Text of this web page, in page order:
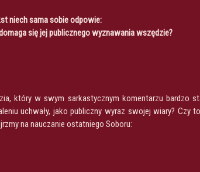
niech sama sobie odpowie:
się jej publicznego wyznawania wszędzie?
który w swym sarkastycznym komentarzu bardzo
uchwały, jako publiczny wyraz swojej wiary?
na nauczanie ostatniego Soboru: